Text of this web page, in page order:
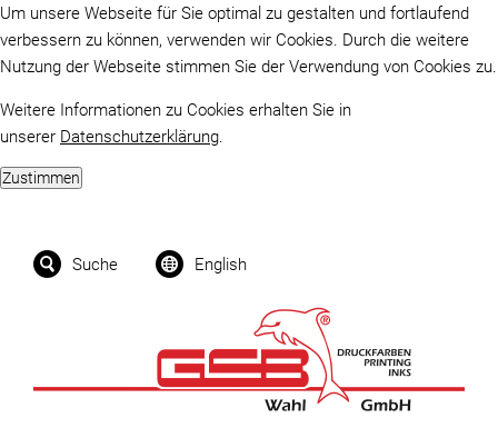
Um unsere Webseite für Sie optimal zu gestalten und fortlaufend
verbessern zu können, verwenden wir Cookies. Durch die weitere
Nutzung der Webseite stimmen Sie der Verwendung von Cookies zu.
Weitere Informationen zu Cookies erhalten Sie in
unserer Datenschutzerklärung.
Suche English